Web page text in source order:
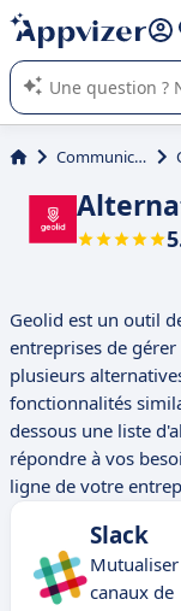
répondre (plusieurs
L'IA de Appvizer
logiciel SaaS en
Communication
Geolid est un outil
entreprises de
plusieurs
fonctionnalités
dessous une liste
répondre à vos
ligne de votre
Slack
canaux de